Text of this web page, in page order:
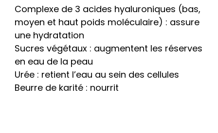
Complexe de 3 acides hyaluroniques (bas,
moyen et haut poids moléculaire) : assure
une hydratation
Sucres végétaux : augmentent les réserves
en eau de la peau
Urée : retient l’eau au sein des cellules
Beurre de karité : nourrit